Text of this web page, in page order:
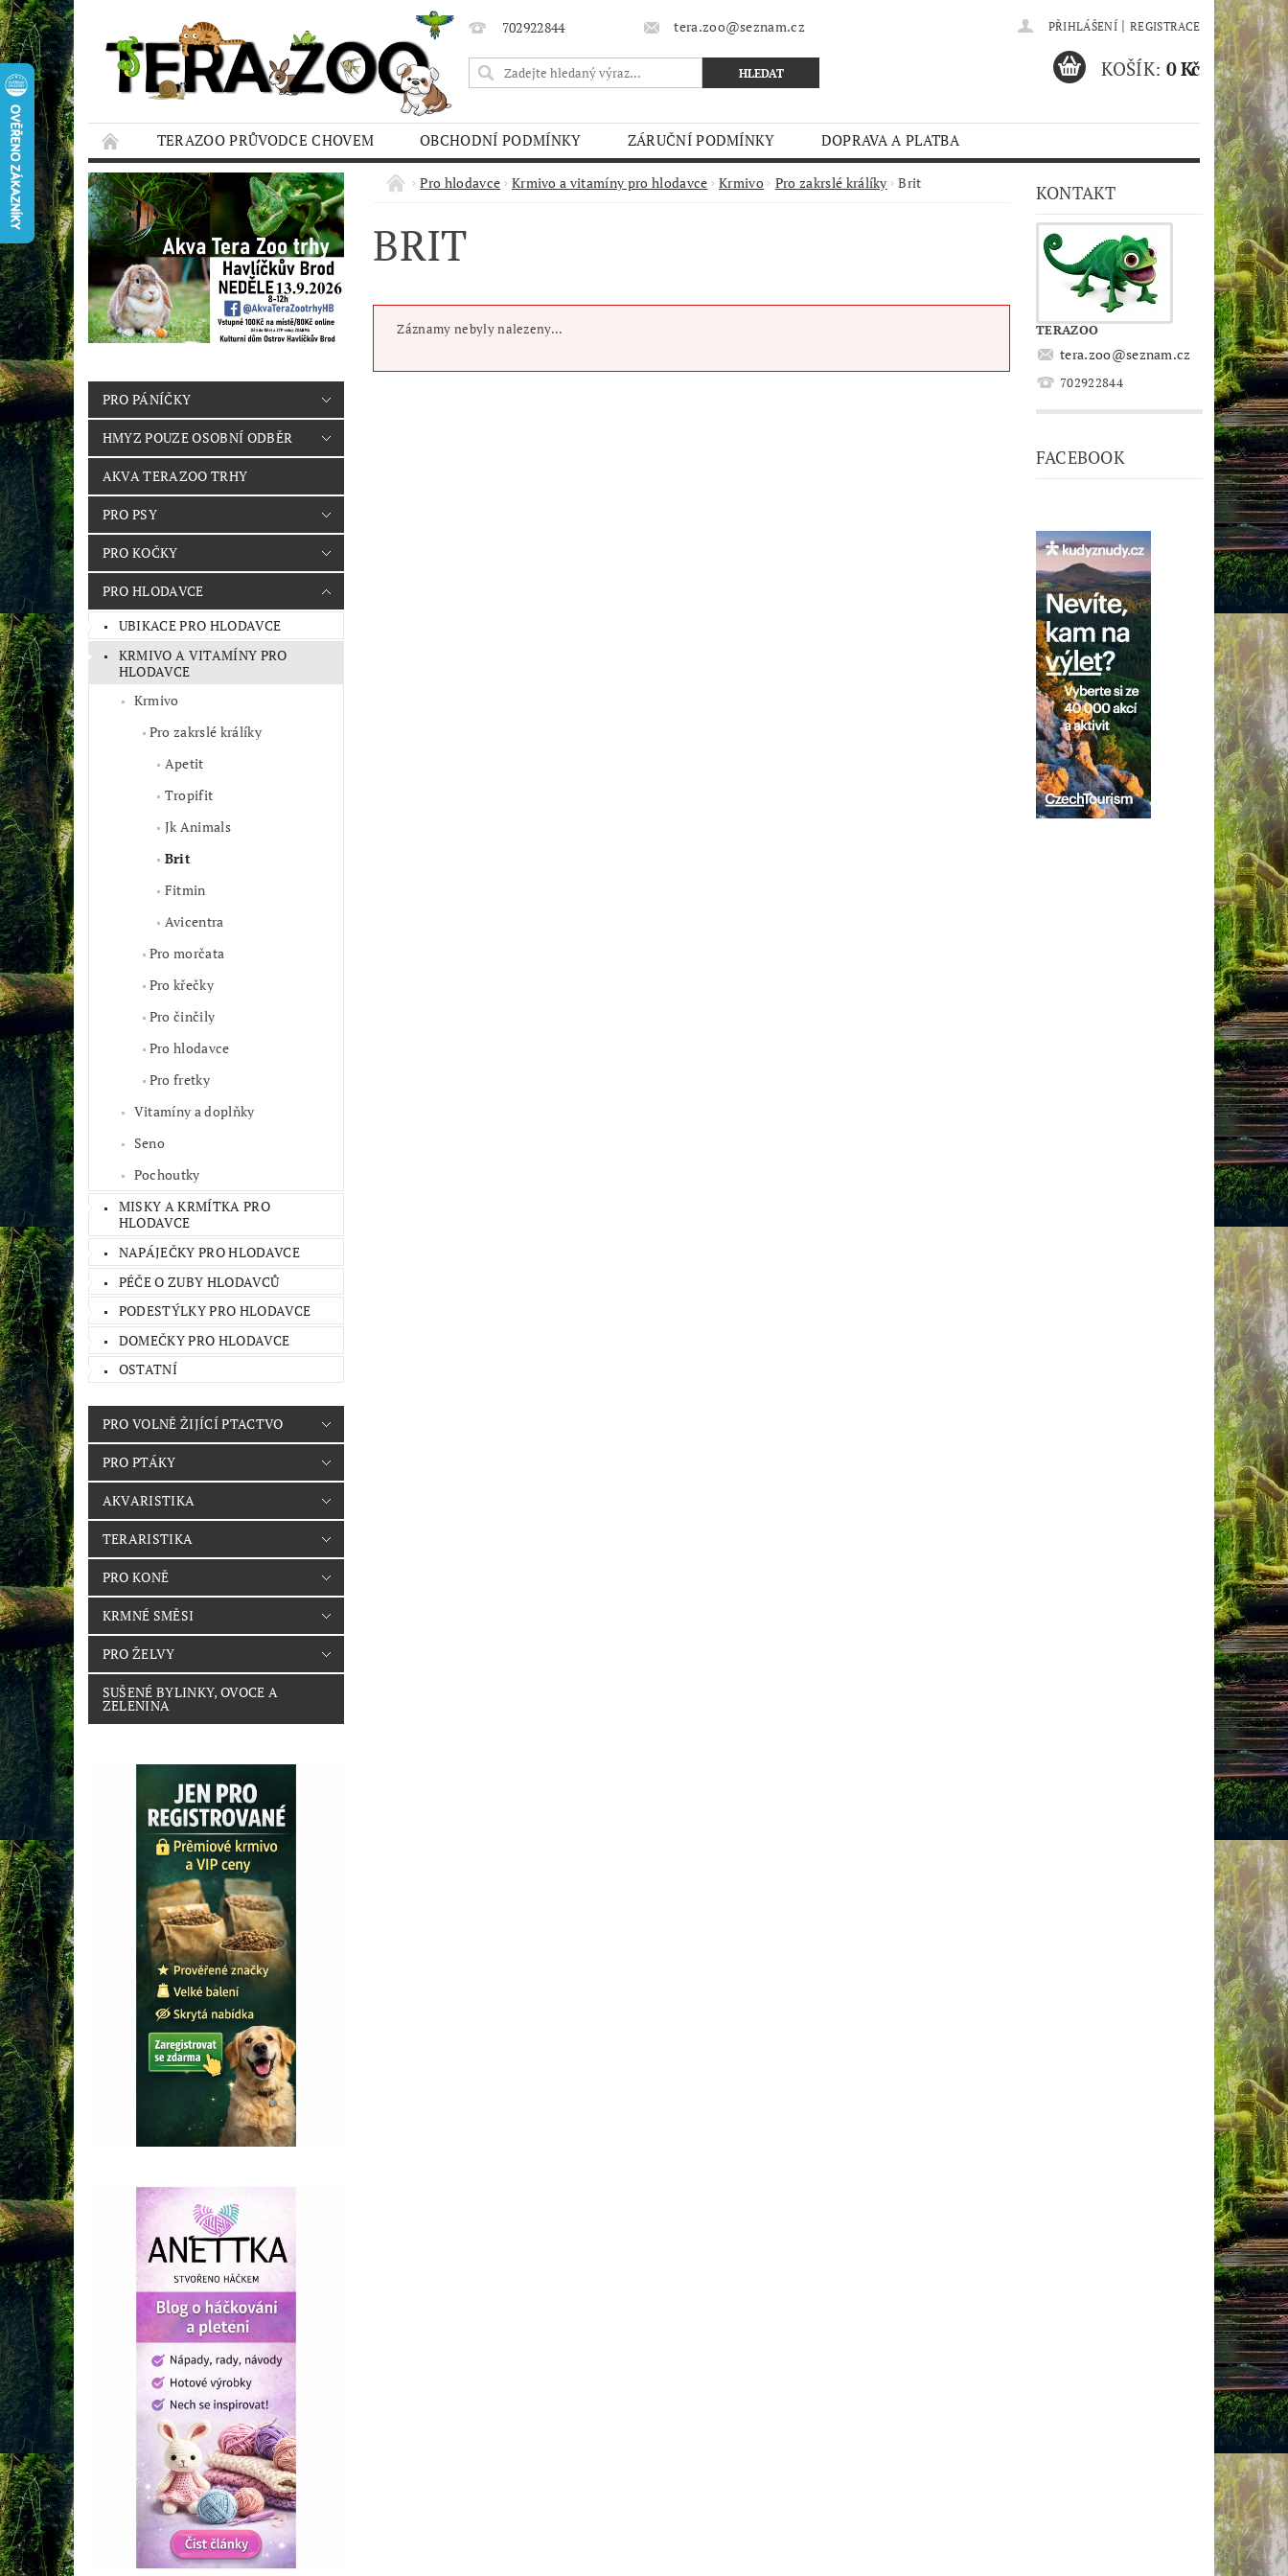
702922844 tera.zoo@seznam.cz PŘIHLÁŠENÍ | REGISTRACE
KOŠÍK: 0 Kč
TERAZOO PRŮVODCE CHOVEM OBCHODNÍ PODMÍNKY ZÁRUČNÍ PODMÍNKY
DOPRAVA A PLATBA
HODNOCENÍ OBCHODU
AQUA TERAZOO TRHY
PRO PÁNÍČKY
HMYZ POUZE OSOBNÍ ODBĚR
AKVA TERAZOO TRHY
PRO PSY
PRO KOČKY
PRO HLODAVCE
UBIKACE PRO HLODAVCE
KRMIVO A VITAMÍNY PRO
HLODAVCE
Krmivo
Pro zakrslé králíky
Apetit
Tropifit
Jk Animals
Brit
Fitmin
Avicentra
Pro morčata
Pro křečky
Pro činčily
Pro hlodavce
Pro fretky
Vitamíny a doplňky
Seno
Pochoutky
MISKY A KRMÍTKA PRO
HLODAVCE
NAPÁJEČKY PRO HLODAVCE
PÉČE O ZUBY HLODAVCŮ
PODESTÝLKY PRO HLODAVCE
DOMEČKY PRO HLODAVCE
OSTATNÍ
PRO VOLNĚ ŽIJÍCÍ PTACTVO
PRO PTÁKY
AKVARISTIKA
TERARISTIKA
PRO KONĚ
KRMNÉ SMĚSI
PRO ŽELVY
SUŠENÉ BYLINKY, OVOCE A
ZELENINA
Pro hlodavce Krmivo a vitamíny pro hlodavce Krmivo Pro zakrslé králíky Brit
BRIT
Záznamy nebyly nalezeny...
KONTAKT
TERAZOO
tera.zoo@seznam.cz
702922844
FACEBOOK